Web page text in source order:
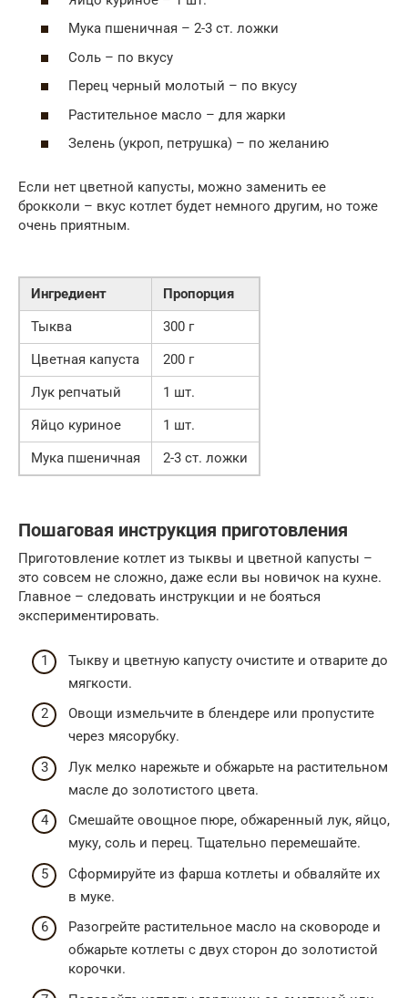
Мука пшеничная – 2-3 ст. ложки
Соль – по вкусу
Перец черный молотый – по вкусу
Растительное масло – для жарки
Зелень (укроп, петрушка) – по желанию
Если нет цветной капусты, можно заменить ее
брокколи – вкус котлет будет немного другим, но тоже
очень приятным.
Ингредиент
Пропорция
Тыква
300 г
Цветная капуста
200 г
Лук репчатый
1 шт.
Яйцо куриное
1 шт.
Мука пшеничная
2-3 ст. ложки
Пошаговая инструкция приготовления
Приготовление котлет из тыквы и цветной капусты –
это совсем не сложно, даже если вы новичок на кухне.
Главное – следовать инструкции и не бояться
экспериментировать.
Тыкву и цветную капусту очистите и отварите до
мягкости.
Овощи измельчите в блендере или пропустите
через мясорубку.
Лук мелко нарежьте и обжарьте на растительном
масле до золотистого цвета.
Смешайте овощное пюре, обжаренный лук, яйцо,
муку, соль и перец. Тщательно перемешайте.
Сформируйте из фарша котлеты и обваляйте их
в муке.
Разогрейте растительное масло на сковороде и
обжарьте котлеты с двух сторон до золотистой
корочки.